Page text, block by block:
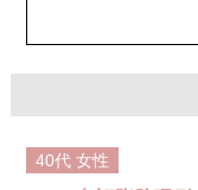
40代 女性